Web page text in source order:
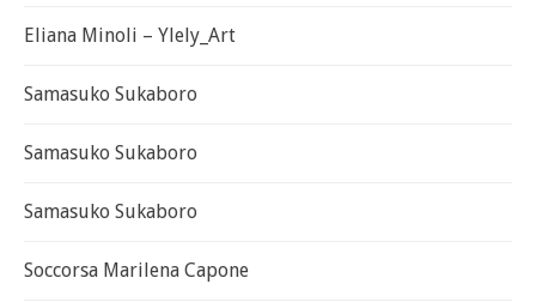
Eliana Minoli – Ylely_Art
Samasuko Sukaboro
Samasuko Sukaboro
Samasuko Sukaboro
Soccorsa Marilena Capone